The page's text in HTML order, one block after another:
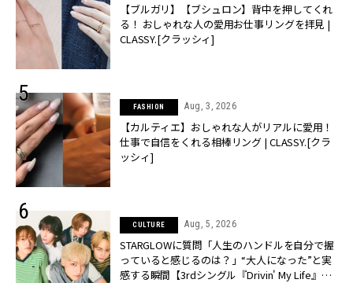
【ブルガリ】【ブシュロン】背中を押してくれ
る！ おしゃれな人の愛用お仕事リングを拝見 |
CLASSY.[クラッシィ]
FASHION Aug, 3, 2026
【カルティエ】おしゃれな人がリアルに愛用！
仕事で自信をくれる相棒リング | CLASSY.[クラ
ッシィ]
CULTURE Aug, 5, 2026
STARGLOWに質問「人生のハンドルを自分で握
っていると感じるのは？」“大️人になった”と実
感する瞬間【3rdシングル『Drivin' My Life』発